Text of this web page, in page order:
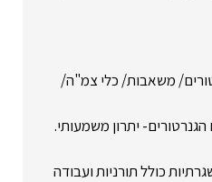
משאבות/ כלי צמ"ה/
הגנרטורים- יתרון משמעותי.
כולל תורניות ועבודה